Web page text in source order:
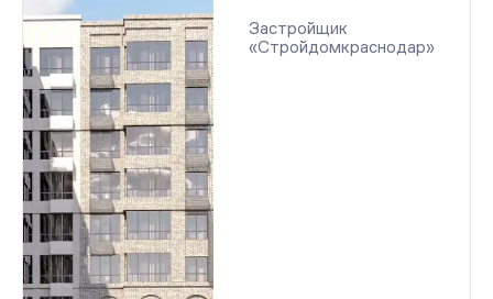
Застройщик
«Стройдомкраснодар»